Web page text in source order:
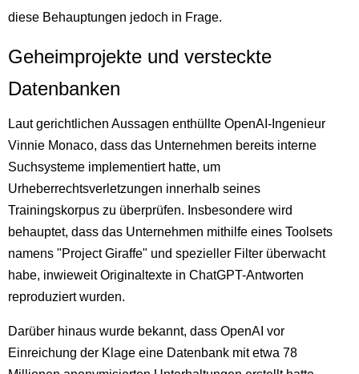
diese Behauptungen jedoch in Frage.
Geheimprojekte und versteckte
Datenbanken
Laut gerichtlichen Aussagen enthüllte OpenAI-Ingenieur
Vinnie Monaco, dass das Unternehmen bereits interne
Suchsysteme implementiert hatte, um
Urheberrechtsverletzungen innerhalb seines
Trainingskorpus zu überprüfen. Insbesondere wird
behauptet, dass das Unternehmen mithilfe eines Toolsets
namens "Project Giraffe" und spezieller Filter überwacht
habe, inwieweit Originaltexte in ChatGPT-Antworten
reproduziert wurden.
Darüber hinaus wurde bekannt, dass OpenAI vor
Einreichung der Klage eine Datenbank mit etwa 78